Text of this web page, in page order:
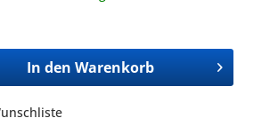
In den Warenkorb